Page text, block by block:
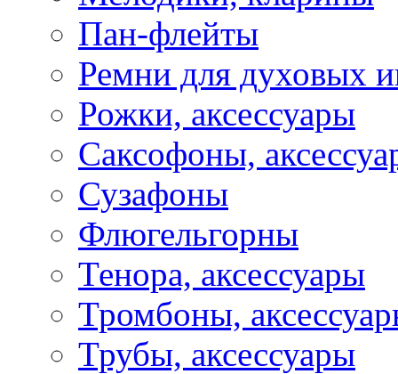
Пан-флейты
Ремни для духовых
Рожки, аксессуары
Саксофоны,
Сузафоны
Флюгельгорны
Тенора, аксессуары
Тромбоны,
Трубы, аксессуары